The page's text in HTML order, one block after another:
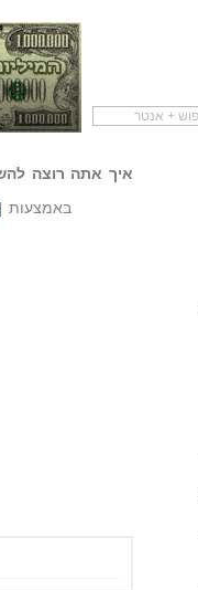
שיווק שותפיםאיך אתה רוצה
באמצעות